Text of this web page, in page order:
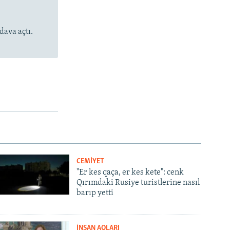
açtı.
CEMİYET
"Er kes qaça, er kes kete": cenk
Qırımdaki Rusiye turistlerine nasıl
barıp yetti
İNSAN AQLARI